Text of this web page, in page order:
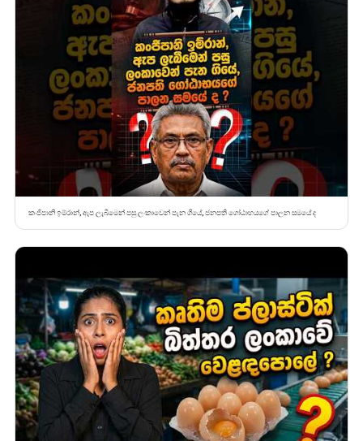
කංජිපානි ඉම්රාන්, ඇප ලැබීමෙන් පසු ලංකාවෙන් පැන ගියේ, ජනපති ගෝඨාභයගේ පාලන සමයේ ද